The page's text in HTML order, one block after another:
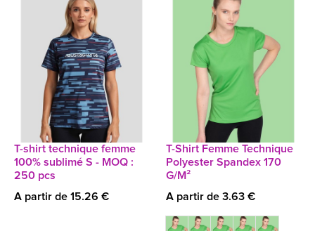
T-shirt technique femme
100% sublimé S - MOQ :
250 pcs
A partir de 15.26 €
T-Shirt Femme Technique
Polyester Spandex 170
G/M²
A partir de 3.63 €